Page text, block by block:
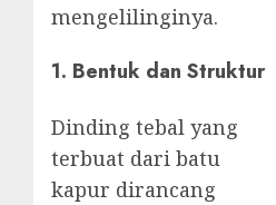
mengelilinginya.
1. Bentuk dan Struktur
Dinding tebal yang
terbuat dari batu
kapur dirancang